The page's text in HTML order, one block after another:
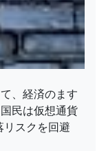
、経済のます
民は仮想通貨
スクを回避